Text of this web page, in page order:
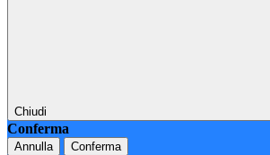
Chiudi
Conferma
Annulla Conferma